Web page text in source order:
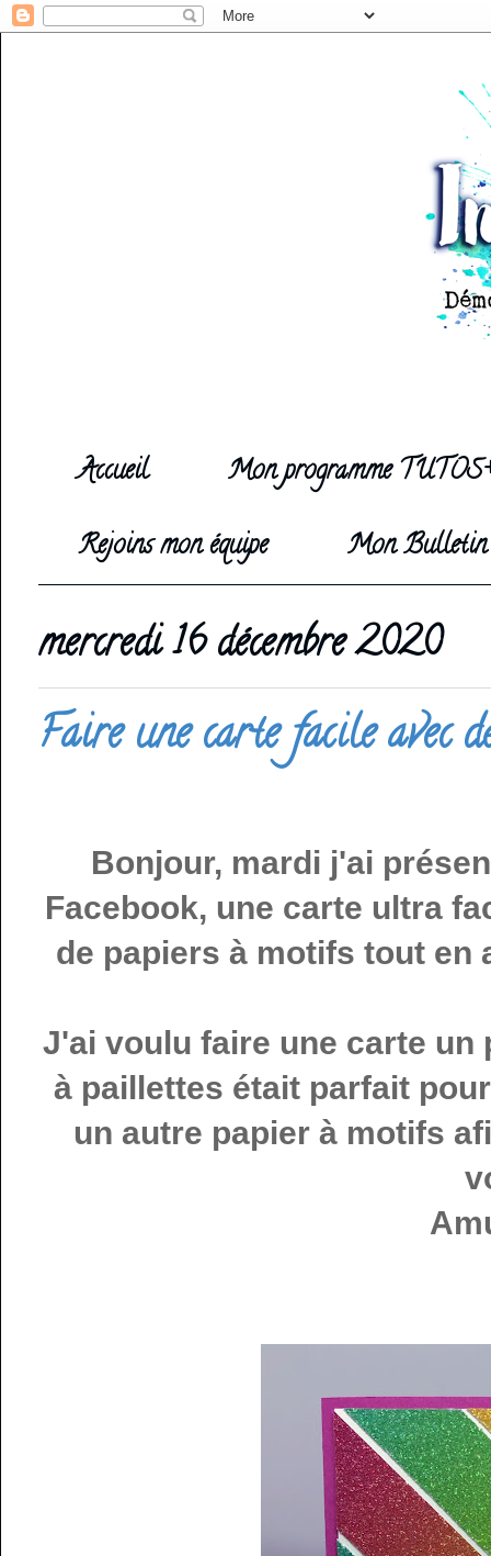
Accueil
Mon programme
Rejoins mon équipe
Mon
mercredi 16 décembre 2020
Faire une carte facile avec
Bonjour, mardi j'ai
Facebook, une carte ultra
de papiers à motifs tout en
J'ai voulu faire une carte
à paillettes était parfait
un autre papier à motifs